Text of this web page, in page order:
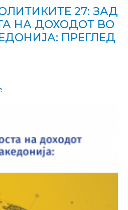
27: ЗАД
НА ДОХОДОТ ВО
ПРЕГЛЕД